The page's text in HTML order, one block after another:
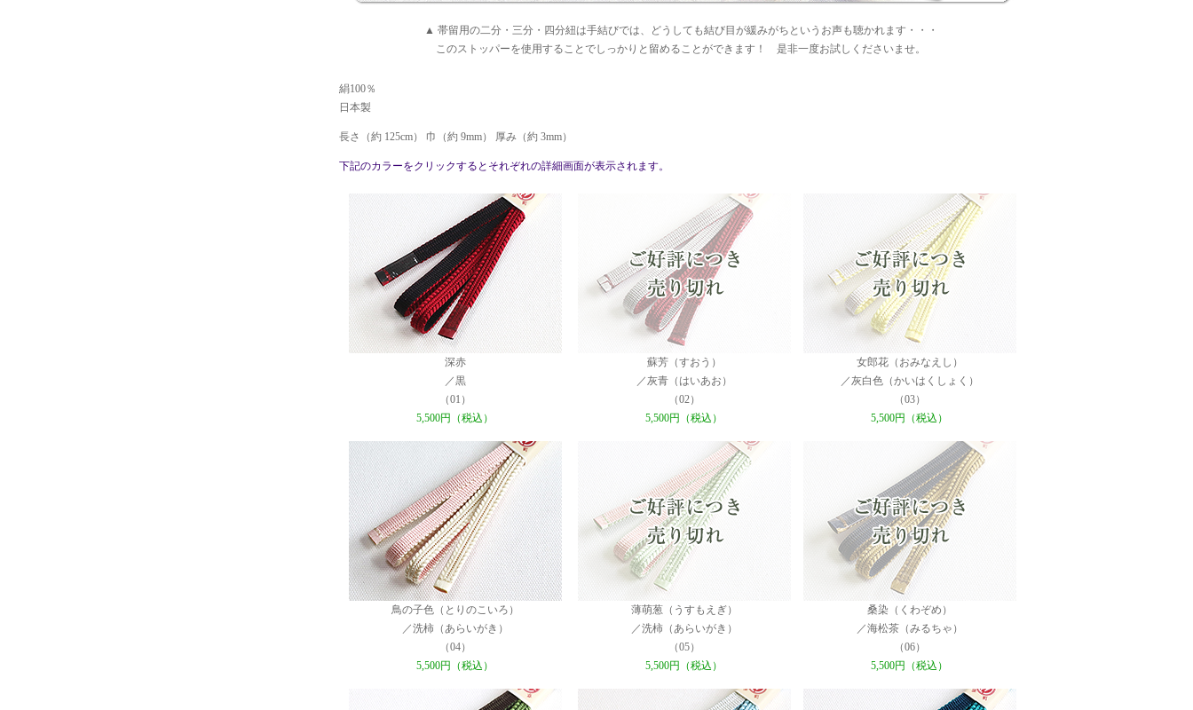
▲ 帯留用の二分・三分・四分紐は手結びでは、どうしても結び目が緩みがちというお声も聴かれます・・・
このストッパーを使用することでしっかりと留めることができます！ 是非一度お試しくださいませ。
絹100％
日本製
長さ（約 125cm） 巾（約 9mm） 厚み（約 3mm）
下記のカラーをクリックするとそれぞれの詳細画面が表示されます。
深赤
／黒
（01）
5,500円（税込）
蘇芳（すおう）
／灰青（はいあお）
（02）
5,500円（税込）
女郎花（おみなえし）
／灰白色（かいはくしょく）
（03）
5,500円（税込）
鳥の子色（とりのこいろ）
／洗柿（あらいがき）
（04）
5,500円（税込）
薄萌葱（うすもえぎ）
／洗柿（あらいがき）
（05）
5,500円（税込）
桑染（くわぞめ）
／海松茶（みるちゃ）
（06）
5,500円（税込）